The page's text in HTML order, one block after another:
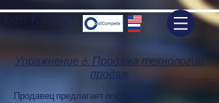
Len Kaplan
Упражнение 6: Продажа технологии
продаж
Продавец предлагает покупателю